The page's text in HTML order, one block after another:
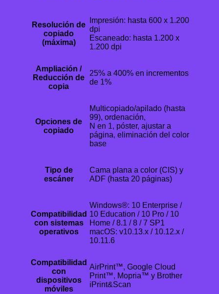
Resolución de
copiado
(máxima)
Impresión: hasta 600 x 1.200
dpi
Escaneado: hasta 1.200 x
1.200 dpi
Ampliación /
Reducción de
copia
25% a 400% en incrementos
de 1%
Opciones de
copiado
Multicopiado/apilado (hasta
99), ordenación,
N en 1, póster, ajustar a
página, eliminación del color
base
Tipo de
escáner
Cama plana a color (CIS) y
ADF (hasta 20 páginas)
Compatibilidad
con sistemas
operativos
Windows®: 10 Enterprise /
10 Education / 10 Pro / 10
Home / 8.1 / 8 / 7 SP1
macOS: v10.13.x / 10.12.x /
10.11.6
Compatibilidad
con
dispositivos
móviles
AirPrint™, Google Cloud
Print™, Mopria™ y Brother
iPrint&Scan